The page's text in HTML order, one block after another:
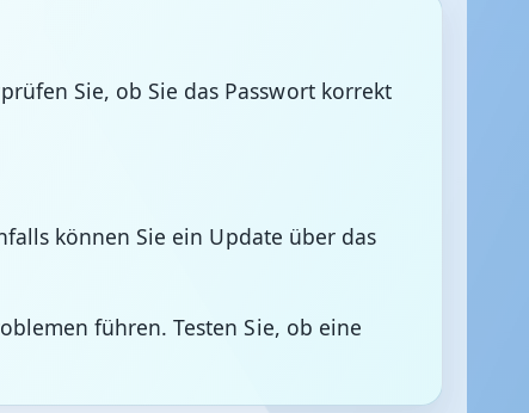
Sie, ob Sie das Passwort korrekt
können Sie ein Update über das
führen. Testen Sie, ob eine